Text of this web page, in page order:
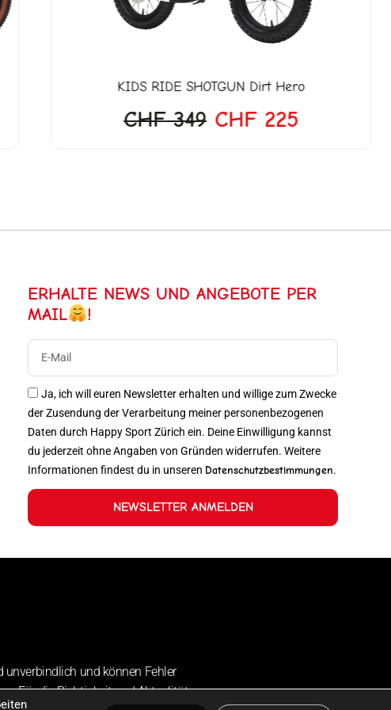
KIDS RIDE SHOTGUN Dirt Hero
CHF349 CHF225
ERHALTE NEWS UND ANGEBOTE PER
MAIL
!
Ja, ich will euren Newsletter erhalten und willige zum Zwecke
der Zusendung der Verarbeitung meiner personenbezogenen
Daten durch Happy Sport Zürich ein. Deine Einwilligung kannst
du jederzeit ohne Angaben von Gründen widerrufen. Weitere
Informationen findest du in unseren Datenschutzbestimmungen.
NEWSLETTER ANMELDEN
und können Fehler
Für die Richtigkeit und Aktualität